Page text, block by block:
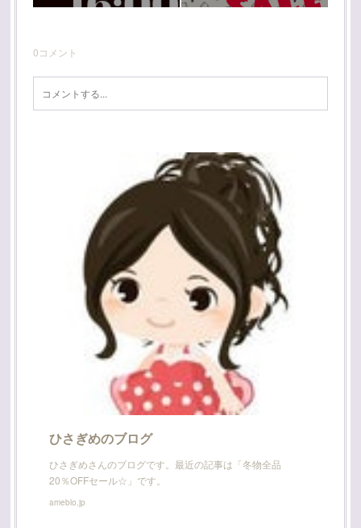
0コメント
ひさぎめのブログ
ひさぎめさんのブログです。最近の記事は「冬物全品
20％OFFセール☆」です。
ameblo.jp